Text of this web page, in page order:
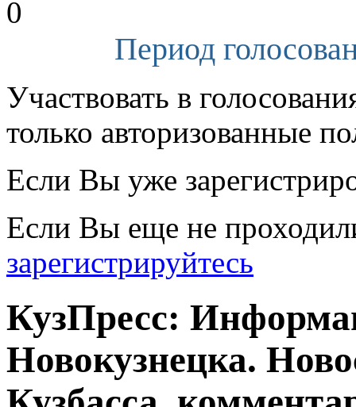
0
Период
Участвовать в
только авторизованные
Если Вы уже
Если Вы еще не
зарегистрируйтесь
КузПресс:
Новокузнецка.